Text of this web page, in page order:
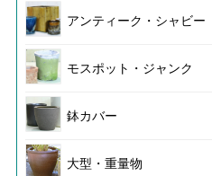
アンティーク・シャビー
モスポット・ジャンク
鉢カバー
大型・重量物